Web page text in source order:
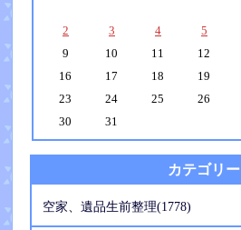
2
3 4 5
9
10 11 12
16
17 18 19
23
24 25 26
30
31
カテゴリー
空家、遺品生前整理(1778)